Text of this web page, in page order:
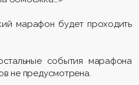
марафон будет проходить
события марафона
не предусмотрена.